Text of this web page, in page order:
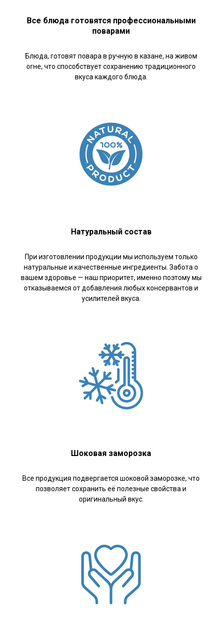
Все блюда готовятся профессиональными
поварами
Блюда, готовят повара в ручную в казане, на живом
огне, что способствует сохранению традиционного
вкуса каждого блюда.
Натуральный состав
При изготовлении продукции мы используем только
натуральные и качественные ингредиенты. Забота о
вашем здоровье — наш приоритет, именно поэтому мы
отказываемся от добавления любых консервантов и
усилителей вкуса.
Шоковая заморозка
Все продукция подвергается шоковой заморозке, что
позволяет сохранить её полезные свойства и
оригинальный вкус.